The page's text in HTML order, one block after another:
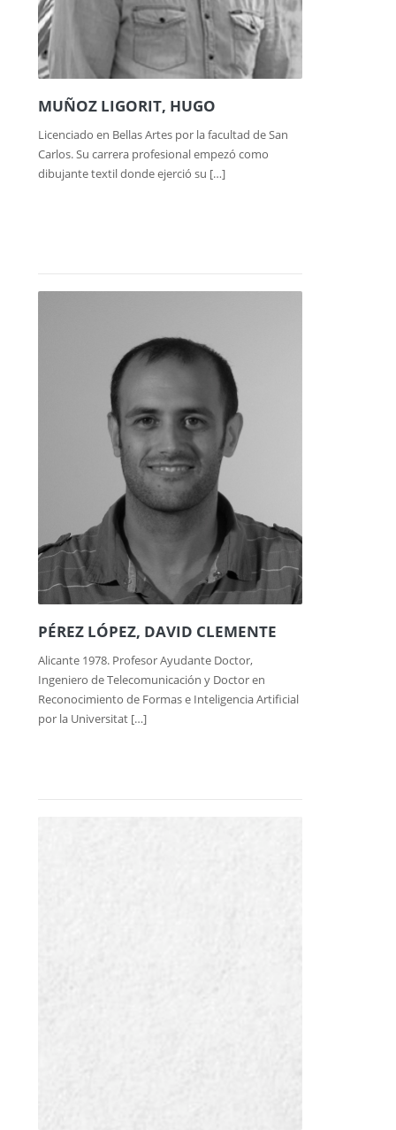
MUÑOZ LIGORIT, HUGO
Licenciado en Bellas Artes por la facultad de San
Carlos. Su carrera profesional empezó como
dibujante textil donde ejerció su […]
PÉREZ LÓPEZ, DAVID CLEMENTE
Alicante 1978. Profesor Ayudante Doctor,
Ingeniero de Telecomunicación y Doctor en
Reconocimiento de Formas e Inteligencia Artificial
por la Universitat […]